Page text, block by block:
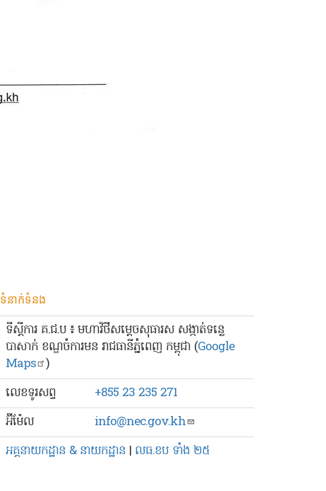
ទំនាក់ទំនង
ទីស្ដីការ គ.ជ.ប ៖ មហាវិថីសម្ដេចសុធារស សង្កាត់ទន្លេ
បាសាក់ ខណ្ឌចំការមន រាជធានីភ្នំពេញ កម្ពុជា (Google
Maps )
លេខ​ទូរសព្ទ
+855 23 235 271
អ៊ីម៉ែល
info@nec.gov.kh
អគ្គនាយកដ្ឋាន & នាយកដ្ឋាន | លធ.ខប ទាំង ២៥